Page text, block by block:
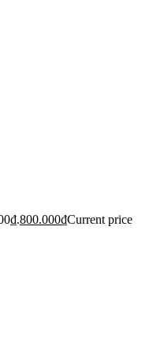
800.000₫Current price